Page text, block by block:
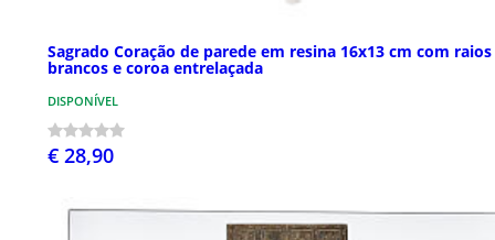
Sagrado Coração de parede em resina 16x13 cm com raios
brancos e coroa entrelaçada
DISPONÍVEL
€ 28,90